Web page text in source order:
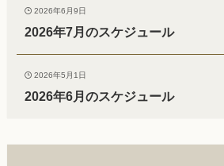
2026年6月9日
2026年7月のスケジュール
2026年5月1日
2026年6月のスケジュール